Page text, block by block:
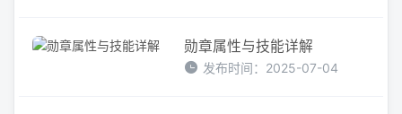
勋章属性与技能详解
发布时间：2025-07-04